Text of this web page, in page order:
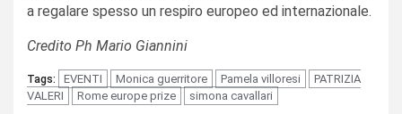
a regalare spesso un respiro europeo ed internazionale.
Credito Ph Mario Giannini
Tags: EVENTI Monica guerritore Pamela villoresi
PATRIZIA
VALERI
Rome europe prize simona cavallari